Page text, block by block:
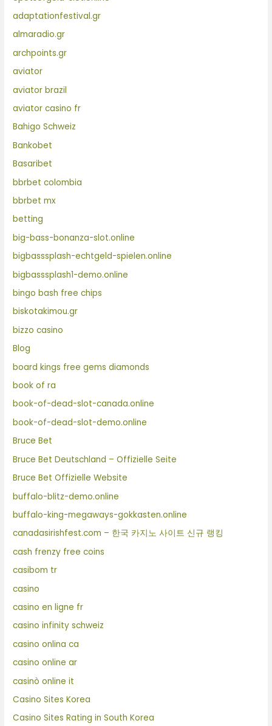
adaptationfestival.gr
almaradio.gr
archpoints.gr
aviator
aviator brazil
aviator casino fr
Bahigo Schweiz
Bankobet
Basaribet
bbrbet colombia
bbrbet mx
betting
big-bass-bonanza-slot.online
bigbasssplash-echtgeld-spielen.online
bigbasssplash1-demo.online
bingo bash free chips
biskotakimou.gr
bizzo casino
Blog
board kings free gems diamonds
book of ra
book-of-dead-slot-canada.online
book-of-dead-slot-demo.online
Bruce Bet
Bruce Bet Deutschland – Offizielle Seite
Bruce Bet Offizielle Website
buffalo-blitz-demo.online
buffalo-king-megaways-gokkasten.online
canadasirishfest.com – 한국 카지노 사이트 신규 랭킹
cash frenzy free coins
casibom tr
casino
casino en ligne fr
casino infinity schweiz
casino onlina ca
casino online ar
casinò online it
Casino Sites Korea
Casino Sites Rating in South Korea